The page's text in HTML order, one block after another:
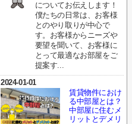
についてお伝えします！
僕たちの日常は、お客様
とのやり取りが中心で
す。お客様からニーズや
要望を聞いて、お客様に
とって最適なお部屋をご
提案す...
2024-01-01
賃貸物件におけ
る中部屋とは？
中部屋に住むメ
リットとデメリ